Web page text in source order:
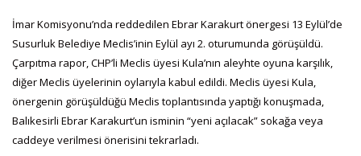
İmar Komisyonu’nda reddedilen Ebrar Karakurt önergesi 13 Eylül’de
Susurluk Belediye Meclis’inin Eylül ayı 2. oturumunda görüşüldü.
Çarpıtma rapor, CHP’li Meclis üyesi Kula’nın aleyhte oyuna karşılık,
diğer Meclis üyelerinin oylarıyla kabul edildi. Meclis üyesi Kula,
önergenin görüşüldüğü Meclis toplantısında yaptığı konuşmada,
Balıkesirli Ebrar Karakurt’un isminin “yeni açılacak” sokağa veya
caddeye verilmesi önerisini tekrarladı.